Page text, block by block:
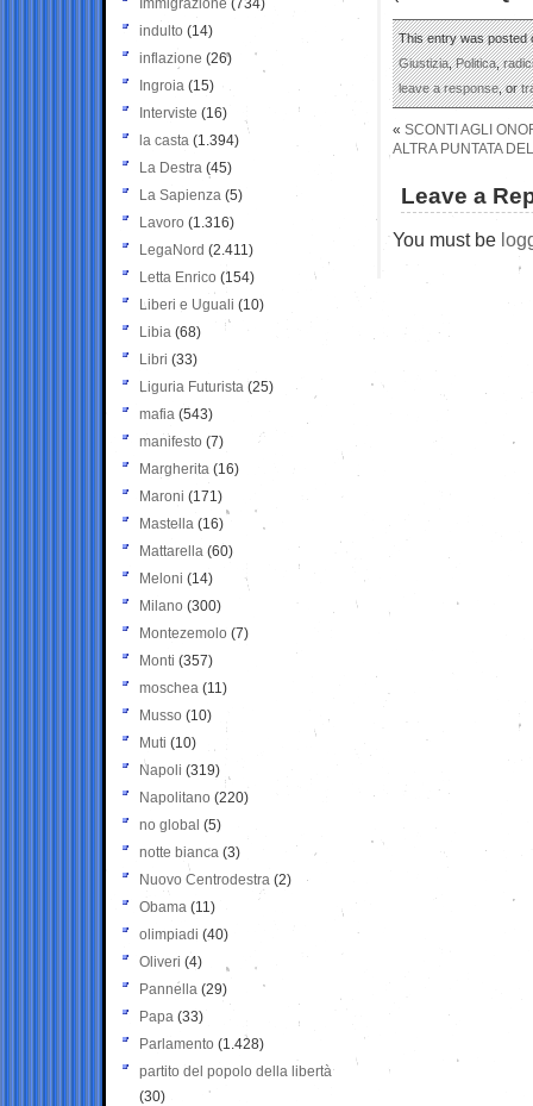
This entry was posted
Giustizia,Politica,
leave a response, or
« SCONTI AGLI
ALTRA PUNTATA
Leave a
You must be
Immigrazione (734)
indulto (14)
inflazione (26)
Ingroia (15)
Interviste (16)
la casta (1.394)
La Destra (45)
La Sapienza (5)
Lavoro (1.316)
LegaNord (2.411)
Letta Enrico (154)
Liberi e Uguali (10)
Libia (68)
Libri (33)
Liguria Futurista (25)
mafia (543)
manifesto (7)
Margherita (16)
Maroni (171)
Mastella (16)
Mattarella (60)
Meloni (14)
Milano (300)
Montezemolo (7)
Monti (357)
moschea (11)
Musso (10)
Muti (10)
Napoli (319)
Napolitano (220)
no global (5)
notte bianca (3)
Nuovo Centrodestra (2)
Obama (11)
olimpiadi (40)
Oliveri (4)
Pannella (29)
Papa (33)
Parlamento (1.428)
partito del popolo della libertà
(30)